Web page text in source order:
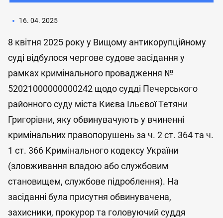
16. 04. 2025
8 квітня 2025 року у Вищому антикорупційному
суді відбулося чергове судове засідання у
рамках кримінального провадження №
52021000000000242 щодо судді Печерського
районного суду міста Києва Ільєвої Тетяни
Григорівни, яку обвинувачують у вчиненні
кримінальних правопорушень за ч. 2 ст. 364 та ч.
1 ст. 366 Кримінального кодексу України
(зловживання владою або службовим
становищем, службове підроблення). На
засіданні була присутня обвинувачена,
захисники, прокурор та головуючий суддя